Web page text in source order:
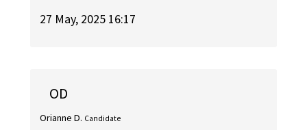
27 May, 2025 16:17
OD
Orianne D. Candidate